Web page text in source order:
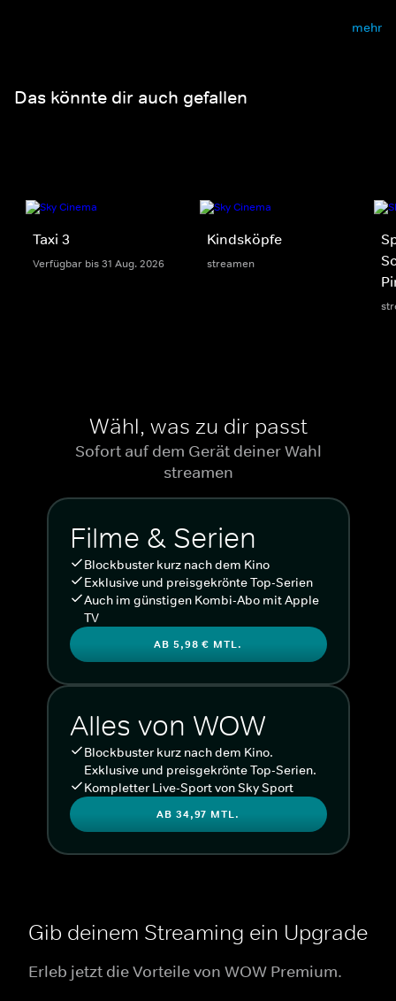
mehr
Das könnte dir auch gefallen
Taxi 3
Verfügbar bis 31 Aug. 2026
Kindsköpfe
streamen
Wähl, was zu dir passt
Sofort auf dem Gerät deiner Wahl
streamen
Filme & Serien
Blockbuster kurz nach dem Kino
Exklusive und preisgekrönte Top-Serien
Auch im günstigen Kombi-Abo mit Apple
TV
AB 5,98 € MTL.
Alles von WOW
Blockbuster kurz nach dem Kino.
Exklusive und preisgekrönte Top-Serien.
Kompletter Live-Sport von Sky Sport
AB 34,97 MTL.
Gib deinem Streaming ein Upgrade
Erleb jetzt die Vorteile von WOW Premium.